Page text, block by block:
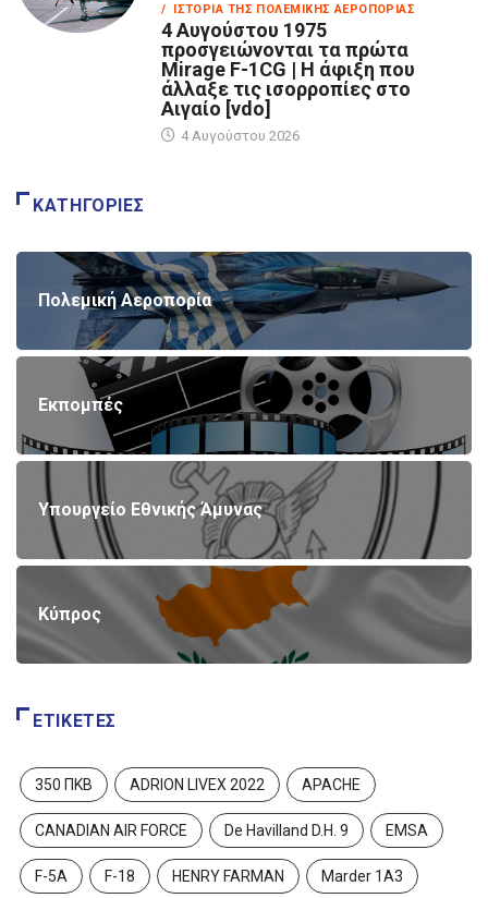
/ ΙΣΤΟΡΊΑ ΤΗΣ ΠΟΛΕΜΙΚΉΣ ΑΕΡΟΠΟΡΊΑΣ
4 Αυγούστου 1975
προσγειώνονται τα πρώτα
Mirage F-1CG | Η άφιξη που
άλλαξε τις ισορροπίες στο
Αιγαίο [vdo]
4 Αυγούστου 2026
ΚΑΤΗΓΟΡΊΕΣ
Πολεμική Αεροπορία
Εκπομπές
Υπουργείο Εθνικής Άμυνας
Κύπρος
ΕΤΙΚΈΤΕΣ
350 ΠΚΒ ADRION LIVEX 2022 APACHE
CANADIAN AIR FORCE De Havilland D.H. 9 EMSA
F-5A F-18 HENRY FARMAN Marder 1A3